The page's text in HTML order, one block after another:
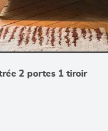
2 portes 1 tiroir